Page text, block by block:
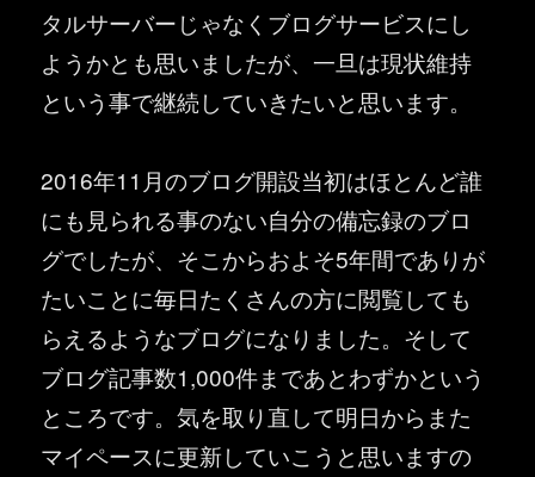
タルサーバーじゃなくブログサービスにし
ようかとも思いましたが、一旦は現状維持
という事で継続していきたいと思います。
2016年11月のブログ開設当初はほとんど誰
にも見られる事のない自分の備忘録のブロ
グでしたが、そこからおよそ5年間でありが
たいことに毎日たくさんの方に閲覧しても
らえるようなブログになりました。そして
ブログ記事数1,000件まであとわずかという
ところです。気を取り直して明日からまた
マイペースに更新していこうと思いますの